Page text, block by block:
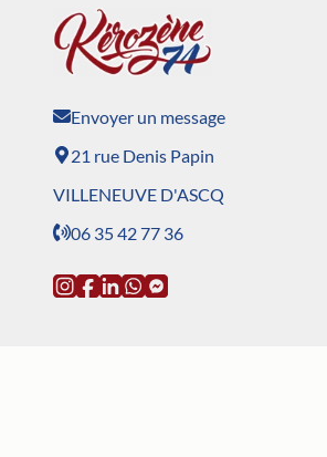
Envoyer un message
21 rue Denis Papin
VILLENEUVE D'ASCQ
06 35 42 77 36